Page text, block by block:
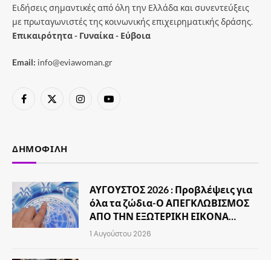
Ειδήσεις σημαντικές από όλη την Ελλάδα και συνεντεύξεις
με πρωταγωνιστές της κοινωνικής επιχειρηματικής δράσης.
Επικαιρότητα - Γυναίκα - Εύβοια
Email: info@eviawoman.gr
Facebook
X
InstagramYouTube
ΔΗΜΟΦΙΛΉ
ΑΥΓΟΥΣΤΟΣ 2026 : Προβλέψεις για
όλα τα ζώδια-Ο ΑΠΕΓΚΛΩΒΙΣΜΟΣ
ΑΠΟ ΤΗΝ ΕΞΩΤΕΡΙΚΗ ΕΙΚΟΝΑ…
1 Αυγούστου 2026